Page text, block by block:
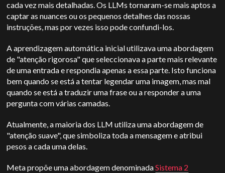
cada vez mais detalhadas. Os LLMs tornaram-se mais aptos a
captar as nuances ou os pequenos detalhes das nossas
instruções, mas por vezes isso pode confundi-los.
A aprendizagem automática inicial utilizava uma abordagem
de "atenção rigorosa" que seleccionava a parte mais relevante
de uma entrada e respondia apenas a essa parte. Isto funciona
bem quando se está a tentar legendar uma imagem, mas mal
quando se está a traduzir uma frase ou a responder a uma
pergunta com várias camadas.
Atualmente, a maioria dos LLM utiliza uma abordagem de
"atenção suave", que simboliza toda a mensagem e atribui
pesos a cada uma delas.
Meta propõe uma abordagem denominadaSistema 2